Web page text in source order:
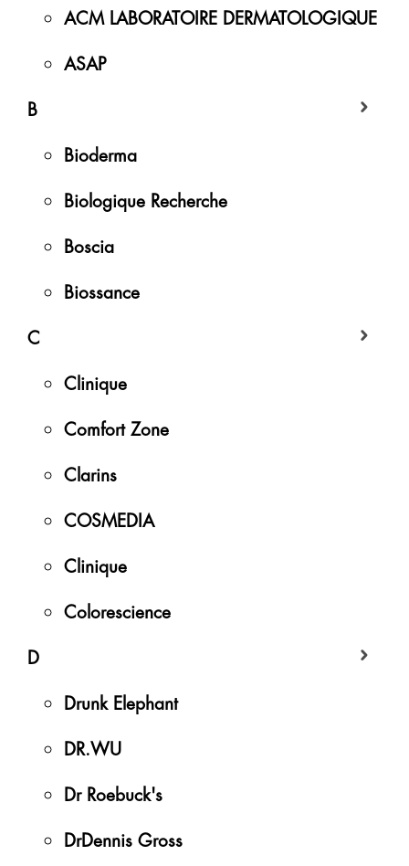
ACM LABORATOIRE DERMATOLOGIQUE
ASAP
B
Bioderma
Biologique Recherche
Boscia
Biossance
C
Clinique
Comfort Zone
Clarins
COSMEDIA
Clinique
Colorescience
D
Drunk Elephant
DR.WU
Dr Roebuck's
DrDennis Gross